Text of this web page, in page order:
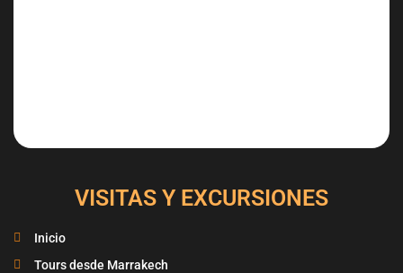
VISITAS Y EXCURSIONES
Inicio
Tours desde Marrakech